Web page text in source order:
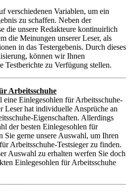
verschiedenen Variablen, um ein
zu schaffen. Neben der
die unsere Redakteure kontinuirlich
die Meinungen unserer Leser, als
in das Testergebenis. Durch dieses
können wir Ihnen
Testberichte zu Verfügung stellen.
Arbeitsschuhe
eine Einlegesohlen für Arbeitsschuhe-
Leser hat individuelle Ansprüche an
Eigenschaften. Allerdings
der besten Einlegesohlen für
Sie gerne unsere Auswahl, um Ihren
Arbeitsschuhe-Testsieger zu finden.
Auswahl zu erhalten werfen Sie doch
Einlegesohlen für Arbeitsschuhe